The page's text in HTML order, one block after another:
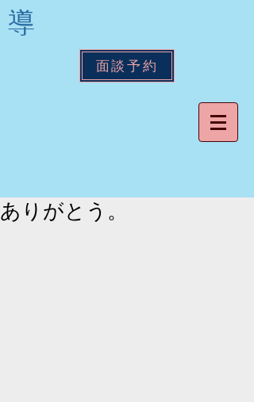
導
面談予約
ありがとう。